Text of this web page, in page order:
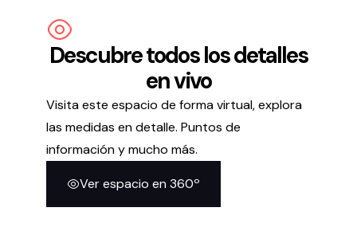
Descubre todos los detalles
en vivo
Visita este espacio de forma virtual, explora
las medidas en detalle. Puntos de
información y mucho más.
Ver espacio en 360º